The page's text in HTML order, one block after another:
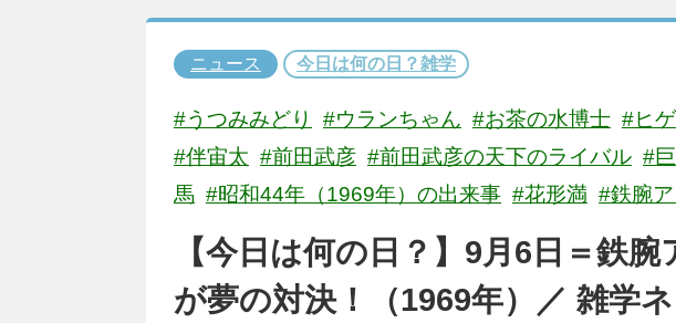
ニュース 今日は何の日？雑学
#うつみみどり #ウランちゃん #お茶の水博士 #ヒ
#伴宙太 #前田武彦 #前田武彦の天下のライバル #
馬 #昭和44年（1969年）の出来事 #花形満 #鉄腕
【今日は何の日？】9月6日＝鉄
が夢の対決！（1969年）／ 雑学